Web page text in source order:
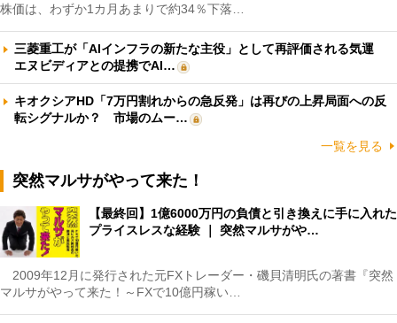
株価は、わずか1カ月あまりで約34％下落…
三菱重工が「AIインフラの新たな主役」として再評価される気運
エヌビディアとの提携でAI…
キオクシアHD「7万円割れからの急反発」は再びの上昇局面への反
転シグナルか？ 市場のムー…
一覧を見る
突然マルサがやって来た！
【最終回】1億6000万円の負債と引き換えに手に入れた
プライスレスな経験 ｜ 突然マルサがや…
2009年12月に発行された元FXトレーダー・磯貝清明氏の著書『突然
マルサがやって来た！～FXで10億円稼い…